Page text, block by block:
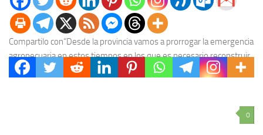
Compartilo con“Desde la provincia vamos a prorrogar la emergencia
agropecuaria en estos tiempos en los que es necesario reconstruir
el capital de trabajo para hacer...
0